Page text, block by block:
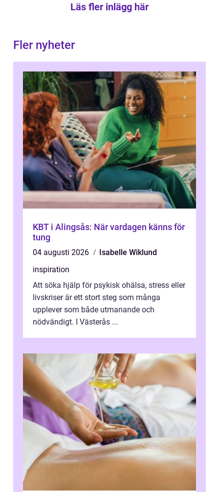
Läs fler inlägg här
Fler nyheter
KBT i Alingsås: När vardagen känns för
tung
04 augusti 2026
Isabelle Wiklund
inspiration
Att söka hjälp för psykisk ohälsa, stress eller
livskriser är ett stort steg som många
upplever som både utmanande och
nödvändigt. I Västerås ...